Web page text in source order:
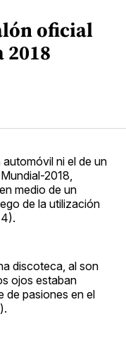
oficial
2018
automóvil ni el de un
2018,
medio de un
de la utilización
discoteca, al son
ojos estaban
de pasiones en el